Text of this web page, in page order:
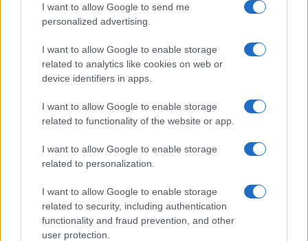
I want to allow Google to send me
personalized advertising.
I want to allow Google to enable storage
related to analytics like cookies on web or
device identifiers in apps.
I want to allow Google to enable storage
related to functionality of the website or app.
I want to allow Google to enable storage
related to personalization.
I want to allow Google to enable storage
related to security, including authentication
functionality and fraud prevention, and other
user protection.
a
ce
b
o
k
w
it
te
r
n
te
re
st
h
at
s
A
p
h
re
Articolo precedente
Prossimo articolo
NOTIZIE RECENTI
Le previsioni meteo per il weekend a Olbia e in
Gallura
Michelle Hunziker in Gallura, bella anche dal
vivo: un amico vip svela come fa